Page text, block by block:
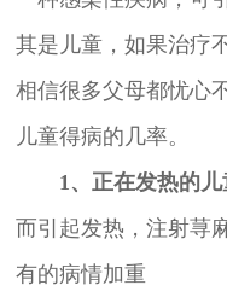
其是儿童，如果治疗
相信很多父母都忧心
儿童得病的几率。
1、正在发热的儿
而引起发热，注射荨
有的病情加重